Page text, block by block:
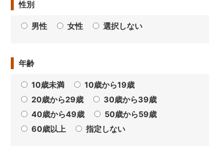
性別
男性 女性 選択しない
年齢
10歳未満
10歳から19歳
20歳から29歳
30歳から39歳
40歳から49歳
50歳から59歳
60歳以上
指定しない